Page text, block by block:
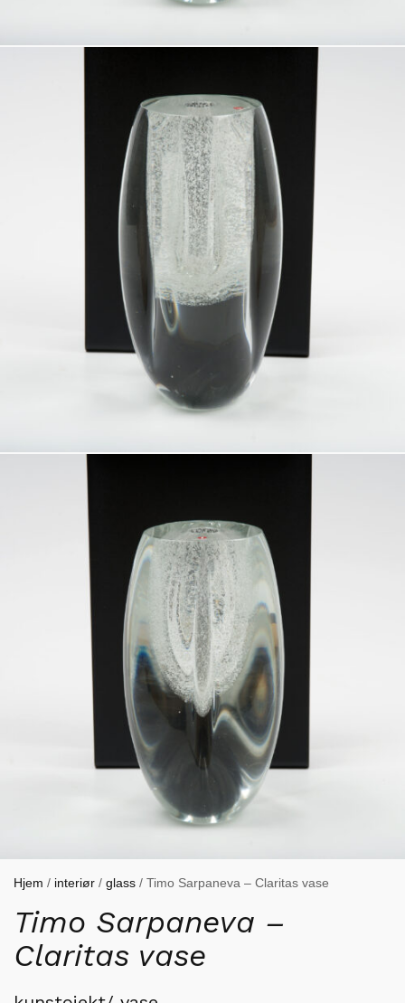
Hjem / interiør / glass / Timo Sarpaneva – Claritas vase
Timo Sarpaneva –
Claritas vase